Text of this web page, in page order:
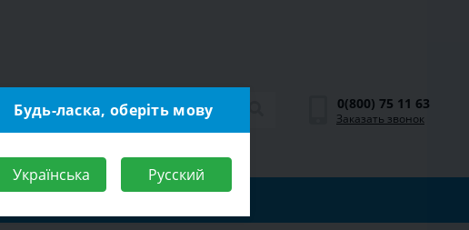
0(800) 75 11 63
Заказать звонок
Будь-ласка, оберіть мову
Українська Русский